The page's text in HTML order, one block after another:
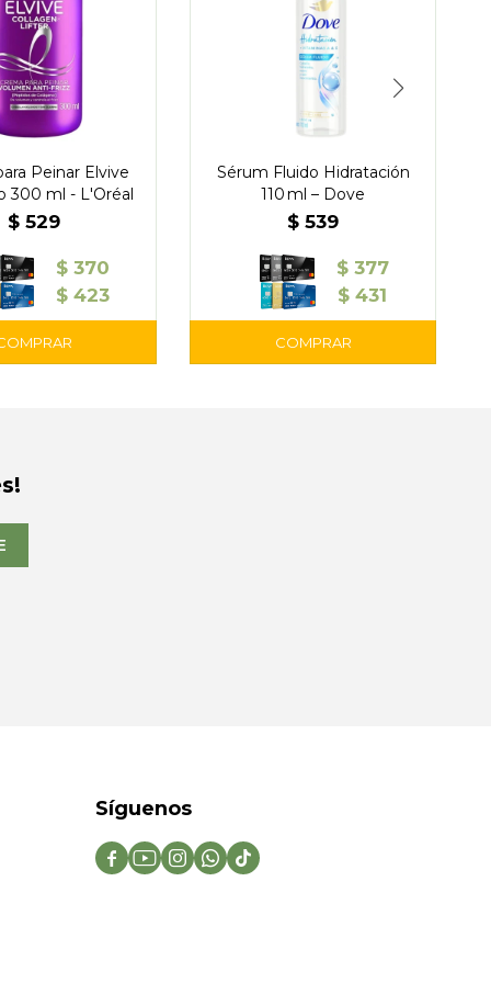
Peinar Elvive
300 ml - L'Oréal
$ 529
$ 370
$ 423
Sérum Fluido Hidratación
110 ml – Dove
$ 539
$ 377
$ 431
Síguenos
    